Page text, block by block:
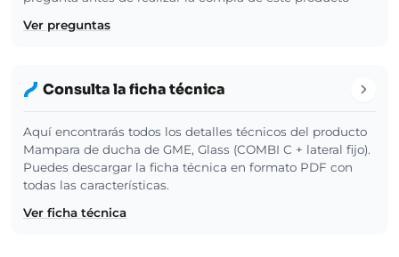
Ver preguntas
Consulta la ficha técnica
Aquí encontrarás todos los detalles técnicos del producto
Mampara de ducha de GME, Glass (COMBI C + lateral fijo).
Puedes descargar la ficha técnica en formato PDF con
todas las características.
Ver ficha técnica